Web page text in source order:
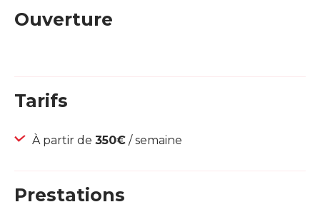
Ouverture
Tarifs
À partir de 350€ / semaine
Prestations